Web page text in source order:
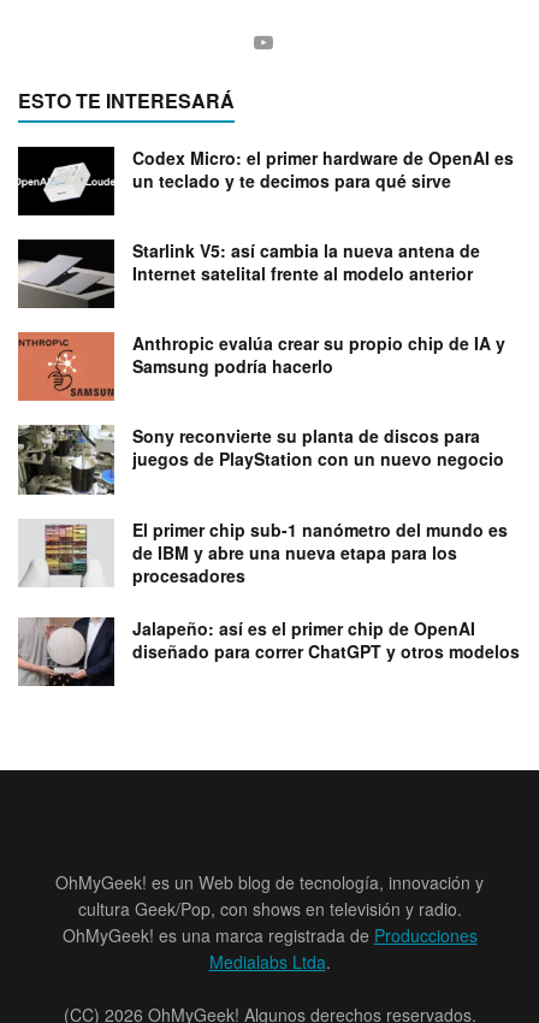
ESTO TE INTERESARÁ
Codex Micro: el primer hardware de OpenAI es
un teclado y te decimos para qué sirve
Starlink V5: así cambia la nueva antena de
Internet satelital frente al modelo anterior
Anthropic evalúa crear su propio chip de IA y
Samsung podría hacerlo
Sony reconvierte su planta de discos para
juegos de PlayStation con un nuevo negocio
El primer chip sub-1 nanómetro del mundo es
de IBM y abre una nueva etapa para los
procesadores
Jalapeño: así es el primer chip de OpenAI
diseñado para correr ChatGPT y otros modelos
OhMyGeek! es un Web blog de tecnología, innovación y
cultura Geek/Pop, con shows en televisión y radio.
OhMyGeek! es una marca registrada de Producciones
Medialabs Ltda.
(CC) 2026 OhMyGeek! Algunos derechos reservados.